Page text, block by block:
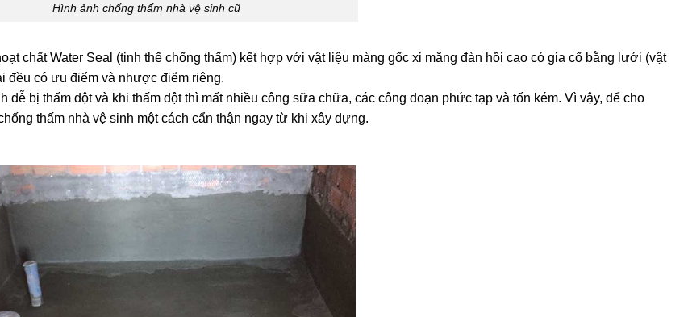
Hình ảnh chống thấm nhà vệ sinh cũ
chất Water Seal (tinh thể chống thấm) kết hợp với vật liệu màng gốc xi măng đàn hồi cao có gia cố bằng lưới (vật
đều có ưu điểm và nhược điểm riêng.
bị thấm dột và khi thấm dột thì mất nhiều công sữa chữa, các công đoạn phức tạp và tốn kém. Vì vậy, để cho
thấm nhà vệ sinh một cách cẩn thận ngay từ khi xây dựng.